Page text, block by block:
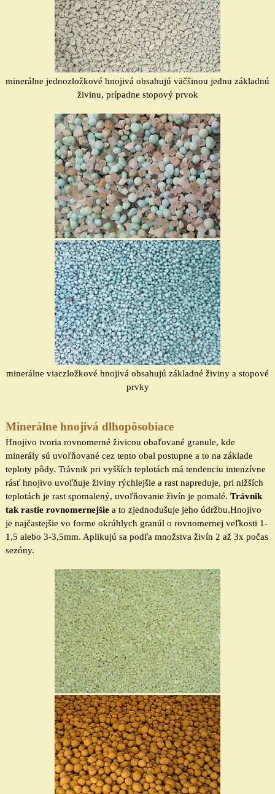
minerálne jednozložkové hnojivá obsahujú väčšinou jednu základnú
živinu, prípadne stopový prvok
minerálne viaczložkové hnojivá obsahujú základné živiny a stopové
prvky
Minerálne hnojivá dlhopôsobiace
Hnojivo tvoria rovnomerné živicou obaľované granule, kde
minerály sú uvoľňované cez tento obal postupne a to na základe
teploty pôdy. Trávnik pri vyšších teplotách má tendenciu intenzívne
rásť hnojivo uvoľňuje živiny rýchlejšie a rast napreduje, pri nižších
teplotách je rast spomalený, uvoľňovanie živín je pomalé. Trávnik
tak rastie rovnomernejšie a to zjednodušuje jeho údržbu.Hnojivo
je najčastejšie vo forme okrúhlych granúl o rovnomernej veľkosti 1-
1,5 alebo 3-3,5mm. Aplikujú sa podľa množstva živín 2 až 3x počas
sezóny.